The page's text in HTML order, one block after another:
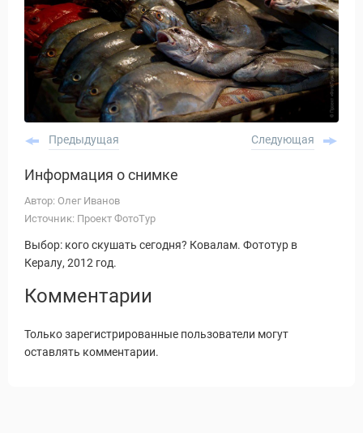
Предыдущая Следующая
Информация о снимке
Автор: Олег Иванов
Источник: Проект ФотоТур
Выбор: кого скушать сегодня? Ковалам. Фототур в
Кералу, 2012 год.
Комментарии
Только зарегистрированные пользователи могут
оставлять комментарии.